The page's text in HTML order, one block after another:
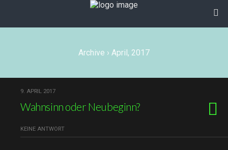
Archive › April, 2017
9. APRIL 2017
Wahnsinn oder Neubeginn?
KEINE ANTWORT